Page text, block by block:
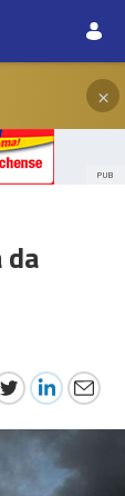
×
PUB